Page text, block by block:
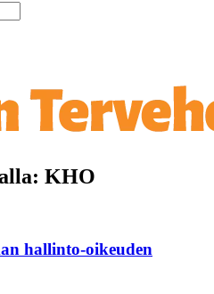
KHO
hallinto-oikeuden